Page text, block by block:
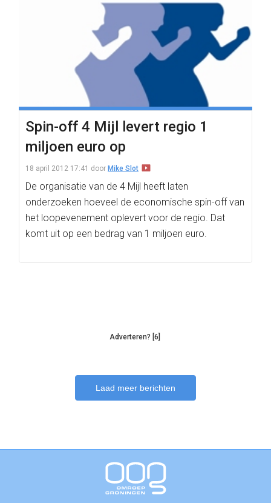
Spin-off 4 Mijl levert regio 1
miljoen euro op
18 april 2012 17:41 door Mike Slot
De organisatie van de 4 Mijl heeft laten
onderzoeken hoeveel de economische spin-off van
het loopevenement oplevert voor de regio. Dat
komt uit op een bedrag van 1 miljoen euro.
Adverteren? [6]
Laad meer berichten